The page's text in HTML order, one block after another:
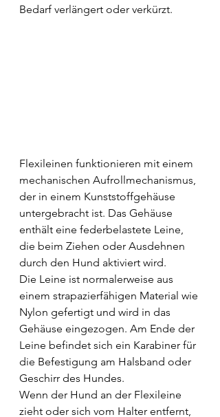
Bedarf verlängert oder verkürzt.
Flexileinen funktionieren mit einem
mechanischen Aufrollmechanismus,
der in einem Kunststoffgehäuse
untergebracht ist. Das Gehäuse
enthält eine federbelastete Leine,
die beim Ziehen oder Ausdehnen
durch den Hund aktiviert wird.
Die Leine ist normalerweise aus
einem strapazierfähigen Material wie
Nylon gefertigt und wird in das
Gehäuse eingezogen. Am Ende der
Leine befindet sich ein Karabiner für
die Befestigung am Halsband oder
Geschirr des Hundes.
Wenn der Hund an der Flexileine
zieht oder sich vom Halter entfernt,